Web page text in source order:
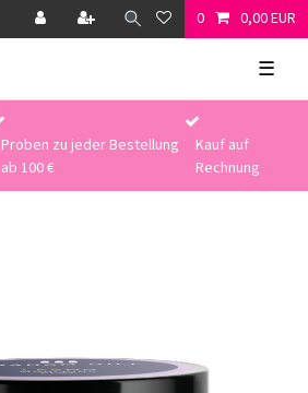
0 0,00 EUR
☰
Proben zu jeder Bestellung
ab 100 €
Kauf auf
Rechnung